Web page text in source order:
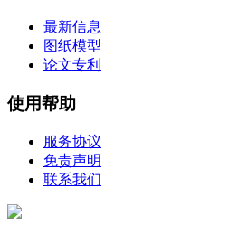
最新信息
图纸模型
论文专利
使用帮助
服务协议
免责声明
联系我们